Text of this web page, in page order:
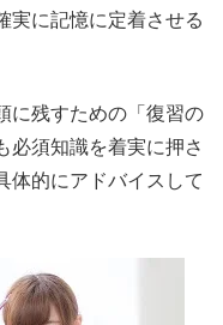
実に記憶に定着させる
に残すための「復習の
必須知識を着実に押さ
体的にアドバイスして